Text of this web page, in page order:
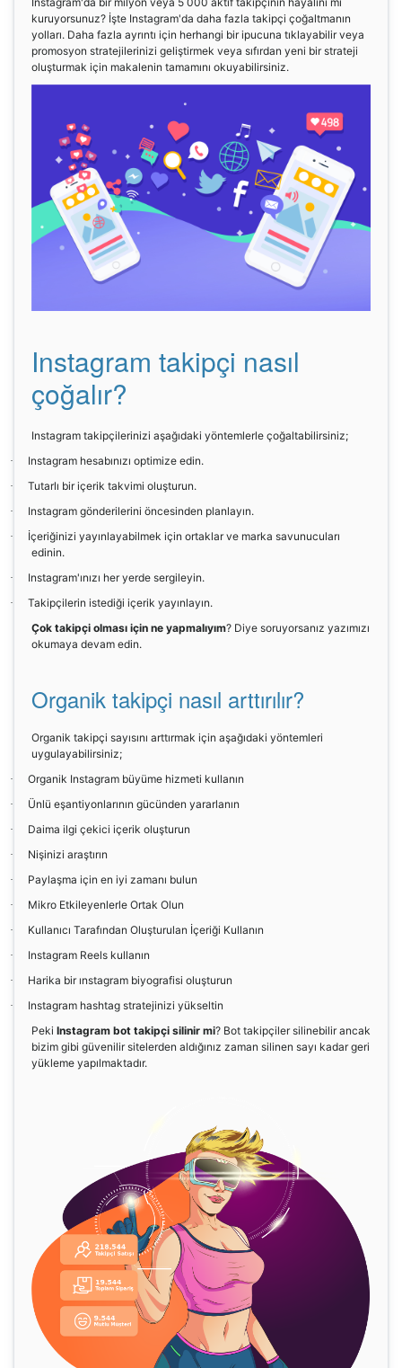
kuruyorsunuz? İşte Instagram'da daha fazla takipçi çoğaltmanın
yolları. Daha fazla ayrıntı için herhangi bir ipucuna tıklayabilir veya
promosyon stratejilerinizi geliştirmek veya sıfırdan yeni bir strateji
oluşturmak için makalenin tamamını okuyabilirsiniz.
Instagram takipçi nasıl
çoğalır?
Instagram takipçilerinizi aşağıdaki yöntemlerle çoğaltabilirsiniz;
· Instagram hesabınızı optimize edin.
· Tutarlı bir içerik takvimi oluşturun.
· Instagram gönderilerini öncesinden planlayın.
·
İçeriğinizi yayınlayabilmek için ortaklar ve marka savunucuları
edinin.
· Instagram'ınızı her yerde sergileyin.
·
Takipçilerin istediği içerik yayınlayın.
Çok takipçi olması için ne yapmalıyım? Diye soruyorsanız yazımızı
okumaya devam edin.
Organik takipçi nasıl arttırılır?
Organik takipçi sayısını arttırmak için aşağıdaki yöntemleri
uygulayabilirsiniz;
· Organik Instagram büyüme hizmeti kullanın
· Ünlü eşantiyonlarının gücünden yararlanın
· Daima ilgi çekici içerik oluşturun
· Nişinizi araştırın
· Paylaşma için en iyi zamanı bulun
· Mikro Etkileyenlerle Ortak Olun
· Kullanıcı Tarafından Oluşturulan İçeriği Kullanın
· Instagram Reels kullanın
· Harika bir ınstagram biyografisi oluşturun
·
Instagram hashtag stratejinizi yükseltin
Peki Instagram bot takipçi silinir mi? Bot takipçiler silinebilir ancak
bizim gibi güvenilir sitelerden aldığınız zaman silinen sayı kadar geri
yükleme yapılmaktadır.